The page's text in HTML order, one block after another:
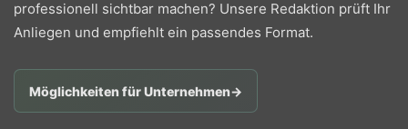
professionell sichtbar machen? Unsere Redaktion prüft Ihr
Anliegen und empfiehlt ein passendes Format.
Möglichkeiten für Unternehmen→